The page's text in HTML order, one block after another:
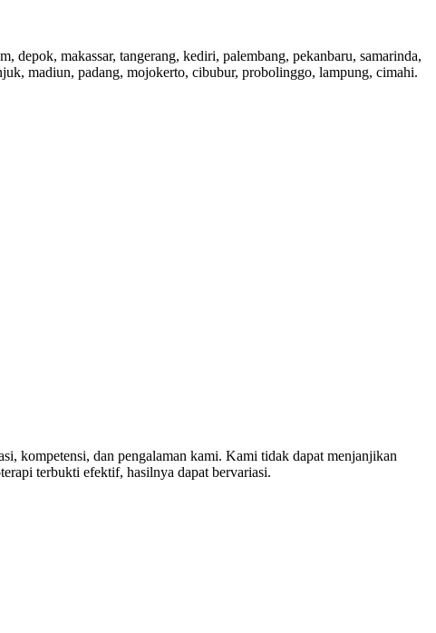
depok, makassar, tangerang, kediri, palembang, pekanbaru, samarinda,
madiun, padang, mojokerto, cibubur, probolinggo, lampung, cimahi.
kompetensi, dan pengalaman kami. Kami tidak dapat menjanjikan
terbukti efektif, hasilnya dapat bervariasi.